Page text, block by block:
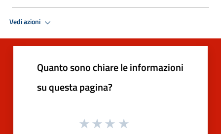
Vedi azioni
Quanto sono chiare le informazioni
su questa pagina?